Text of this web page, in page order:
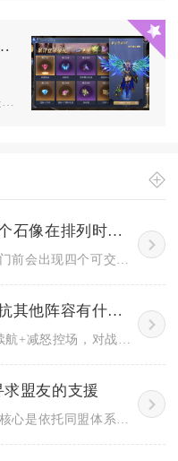
域怪物刷新最快
时遵循怎样的顺序
阵容有什么建议
盟友的支援